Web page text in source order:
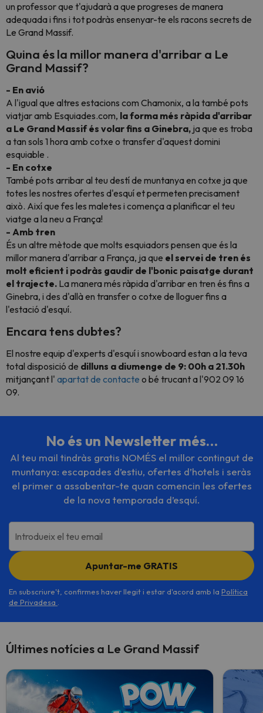
un professor que t'ajudarà a que progreses de manera
adequada i fins i tot podràs ensenyar-te els racons secrets de
Le Grand Massif.
Quina és la millor manera d'arribar a Le
Grand Massif?
- En avió
A l'igual que altres estacions com Chamonix, a la també pots
viatjar amb Esquiades.com, la forma més ràpida d'arribar
a Le Grand Massif és volar fins a Ginebra, ja que es troba
a tan sols 1 hora amb cotxe o transfer d'aquest domini
esquiable .
- En cotxe
També pots arribar al teu destí de muntanya en cotxe ja que
totes les nostres ofertes d'esquí et permeten precisament
això. Així que fes les maletes i comença a planificar el teu
viatge a la neu a França!
- Amb tren
És un altre mètode que molts esquiadors pensen que és la
millor manera d'arribar a França, ja que el servei de tren és
molt eficient i podràs gaudir de l'bonic paisatge durant
el trajecte. La manera més ràpida d'arribar en tren és fins a
Ginebra, i des d'allà en transfer o cotxe de lloguer fins a
l'estació d'esquí.
Encara tens dubtes?
El nostre equip d'experts d'esquí i snowboard estan a la teva
total disposició de dilluns a diumenge de 9: 00h a 21.30h
mitjançant l' apartat de contacte o bé trucant a l'902 09 16
09.
No és un Newsletter més…
Al teu mail tindràs gratis NOMÉS el millor contingut de
muntanya: escapades d’estiu, ofertes d’hotels i seràs
el primer a assabentar-te quan comencin les ofertes
de la nova temporada d’esquí.
Introdueix el teu email
Apuntar-me GRATIS
En subscriure't, confirmes haver llegit i estar d'acord amb la Política
de Privadesa
Últimes notícies a Le Grand Massif